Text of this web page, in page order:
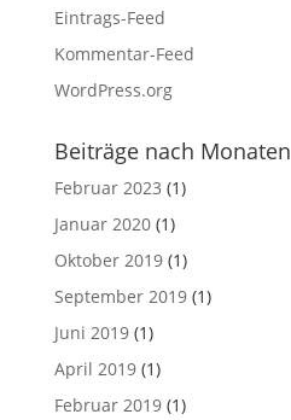
Eintrags-Feed
Kommentar-Feed
WordPress.org
Beiträge nach Monaten
Februar 2023 (1)
Januar 2020(1)
Oktober 2019(1)
September 2019(1)
Juni 2019(1)
April 2019(1)
Februar 2019(1)